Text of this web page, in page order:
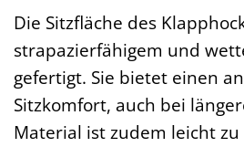
Die Sitzfläche des
strapazierfähigem und
gefertigt. Sie bietet einen
Sitzkomfort, auch bei
Material ist zudem leicht